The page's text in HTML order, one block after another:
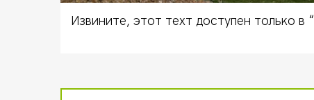
Извините, этот техт доступен только в “